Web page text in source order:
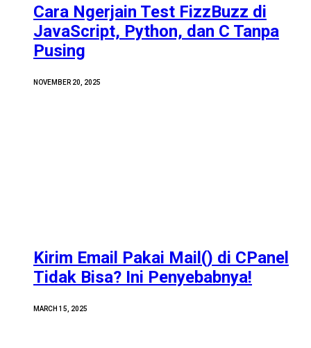
Cara Ngerjain Test FizzBuzz di
JavaScript, Python, dan C Tanpa
Pusing
NOVEMBER 20, 2025
Kirim Email Pakai Mail() di CPanel
Tidak Bisa? Ini Penyebabnya!
MARCH 15, 2025